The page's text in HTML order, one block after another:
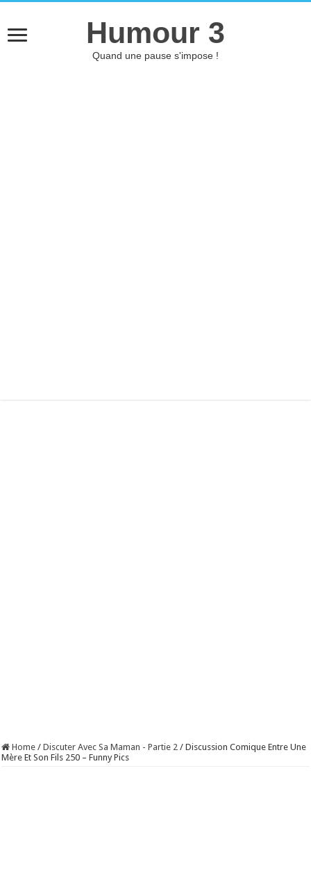
Humour 3
Quand une pause s'impose !
Home / Discuter Avec Sa Maman - Partie 2 / Discussion Comique Entre Une
Mère Et Son Fils 250 – Funny Pics